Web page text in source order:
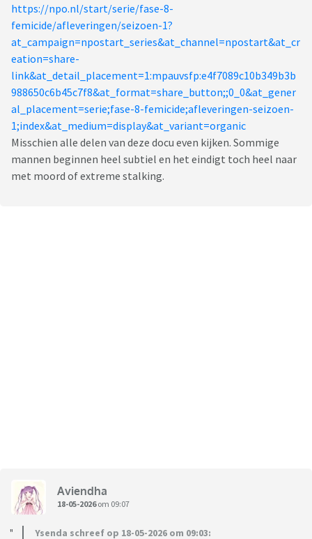
https://npo.nl/start/serie/fase-8-
femicide/afleveringen/seizoen-1?
at_campaign=npostart_series&at_channel=npostart&at_cr
eation=share-
link&at_detail_placement=1:mpauvsfp:e4f7089c10b349b3b
988650c6b45c7f8&at_format=share_button;;0_0&at_gener
al_placement=serie;fase-8-femicide;afleveringen-seizoen-
1;index&at_medium=display&at_variant=organic
Misschien alle delen van deze docu even kijken. Sommige
mannen beginnen heel subtiel en het eindigt toch heel naar
met moord of extreme stalking.
Aviendha
18-05-2026om 09:07
Ysenda schreef op 18-05-2026 om 09:03: